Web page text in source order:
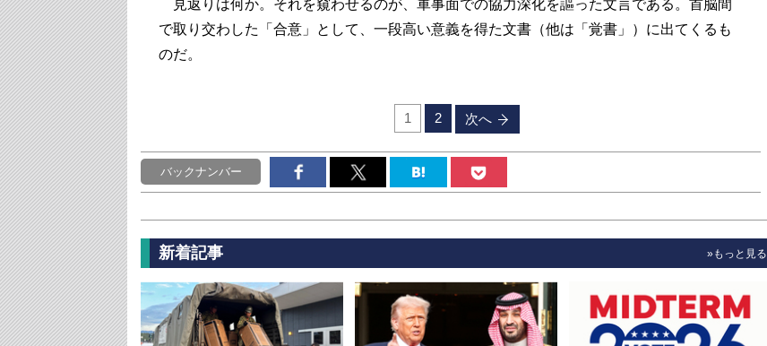
見返りは何か。それを窺わせるのが、軍事面での協力深化を謳った文言である。首脳間
で取り交わした「合意」として、一段高い意義を得た文書（他は「覚書」）に出てくるも
のだ。
1 2 次へ
バックナンバー
新着記事 »もっと見る